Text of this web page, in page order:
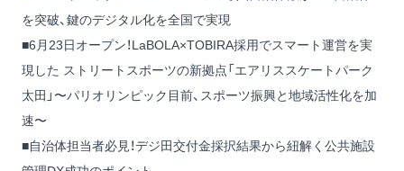
を突破、鍵のデジタル化を全国で実現
■6月23日オープン！LaBOLA×TOBIRA採用でスマート運営を実
現した ストリートスポーツの新拠点「エアリススケートパーク
太田」〜パリオリンピック目前、スポーツ振興と地域活性化を加
速〜
■自治体担当者必見！デジ田交付金採択結果から紐解く公共施設